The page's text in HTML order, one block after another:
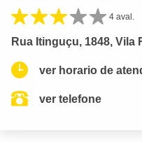
4 aval.
Rua Itinguçu, 1848, Vila
ver horario de
ver telefone